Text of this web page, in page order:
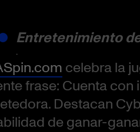
Entretenimiento
.
celebra la
frase: Cuenta
Destacan
de ganar-